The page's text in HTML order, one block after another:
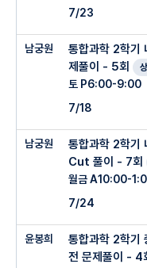
7/23
남궁원
통합과학 2학기
제풀이 - 5회
토 P6:00-9:00
7/18
남궁원
통합과학 2학
Cut 풀이 - 7회
월금 A10:00-
7/24
윤봉희
통합과학 2학기
전 문제풀이 - 4